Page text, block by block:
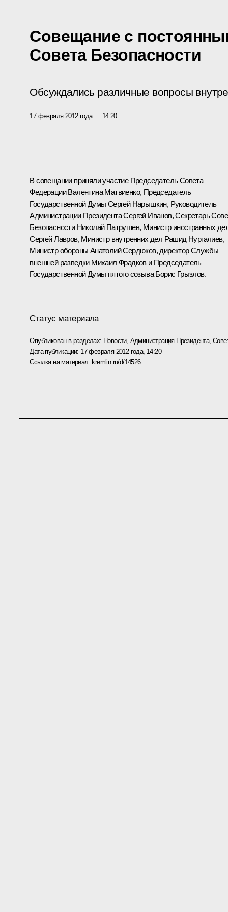
Совещание с
Совета Безопасности
Обсуждались различные вопросы
17 февраля 2012 года 14:20
В совещании приняли участие Председатель Совета
ФедерацииВалентина Матвиенко, Председатель
Государственной Думы Сергей Нарышкин, Руководитель
Администрации ПрезидентаСергей Иванов, Секретарь
Безопасности Николай Патрушев, Министр иностранных
Сергей Лавров, Министр внутренних дел Рашид Нургалиев,
Министр обороны Анатолий Сердюков, директор Службы
внешней разведки Михаил Фрадкови Председатель
Государственной Думы пятого созываБорис Грызлов.
Статус материала
Опубликован в разделах: Новости, Администрация Президента,
Дата публикации: 17 февраля 2012 года, 14:20
Ссылка на материал: kremlin.ru/d/14526